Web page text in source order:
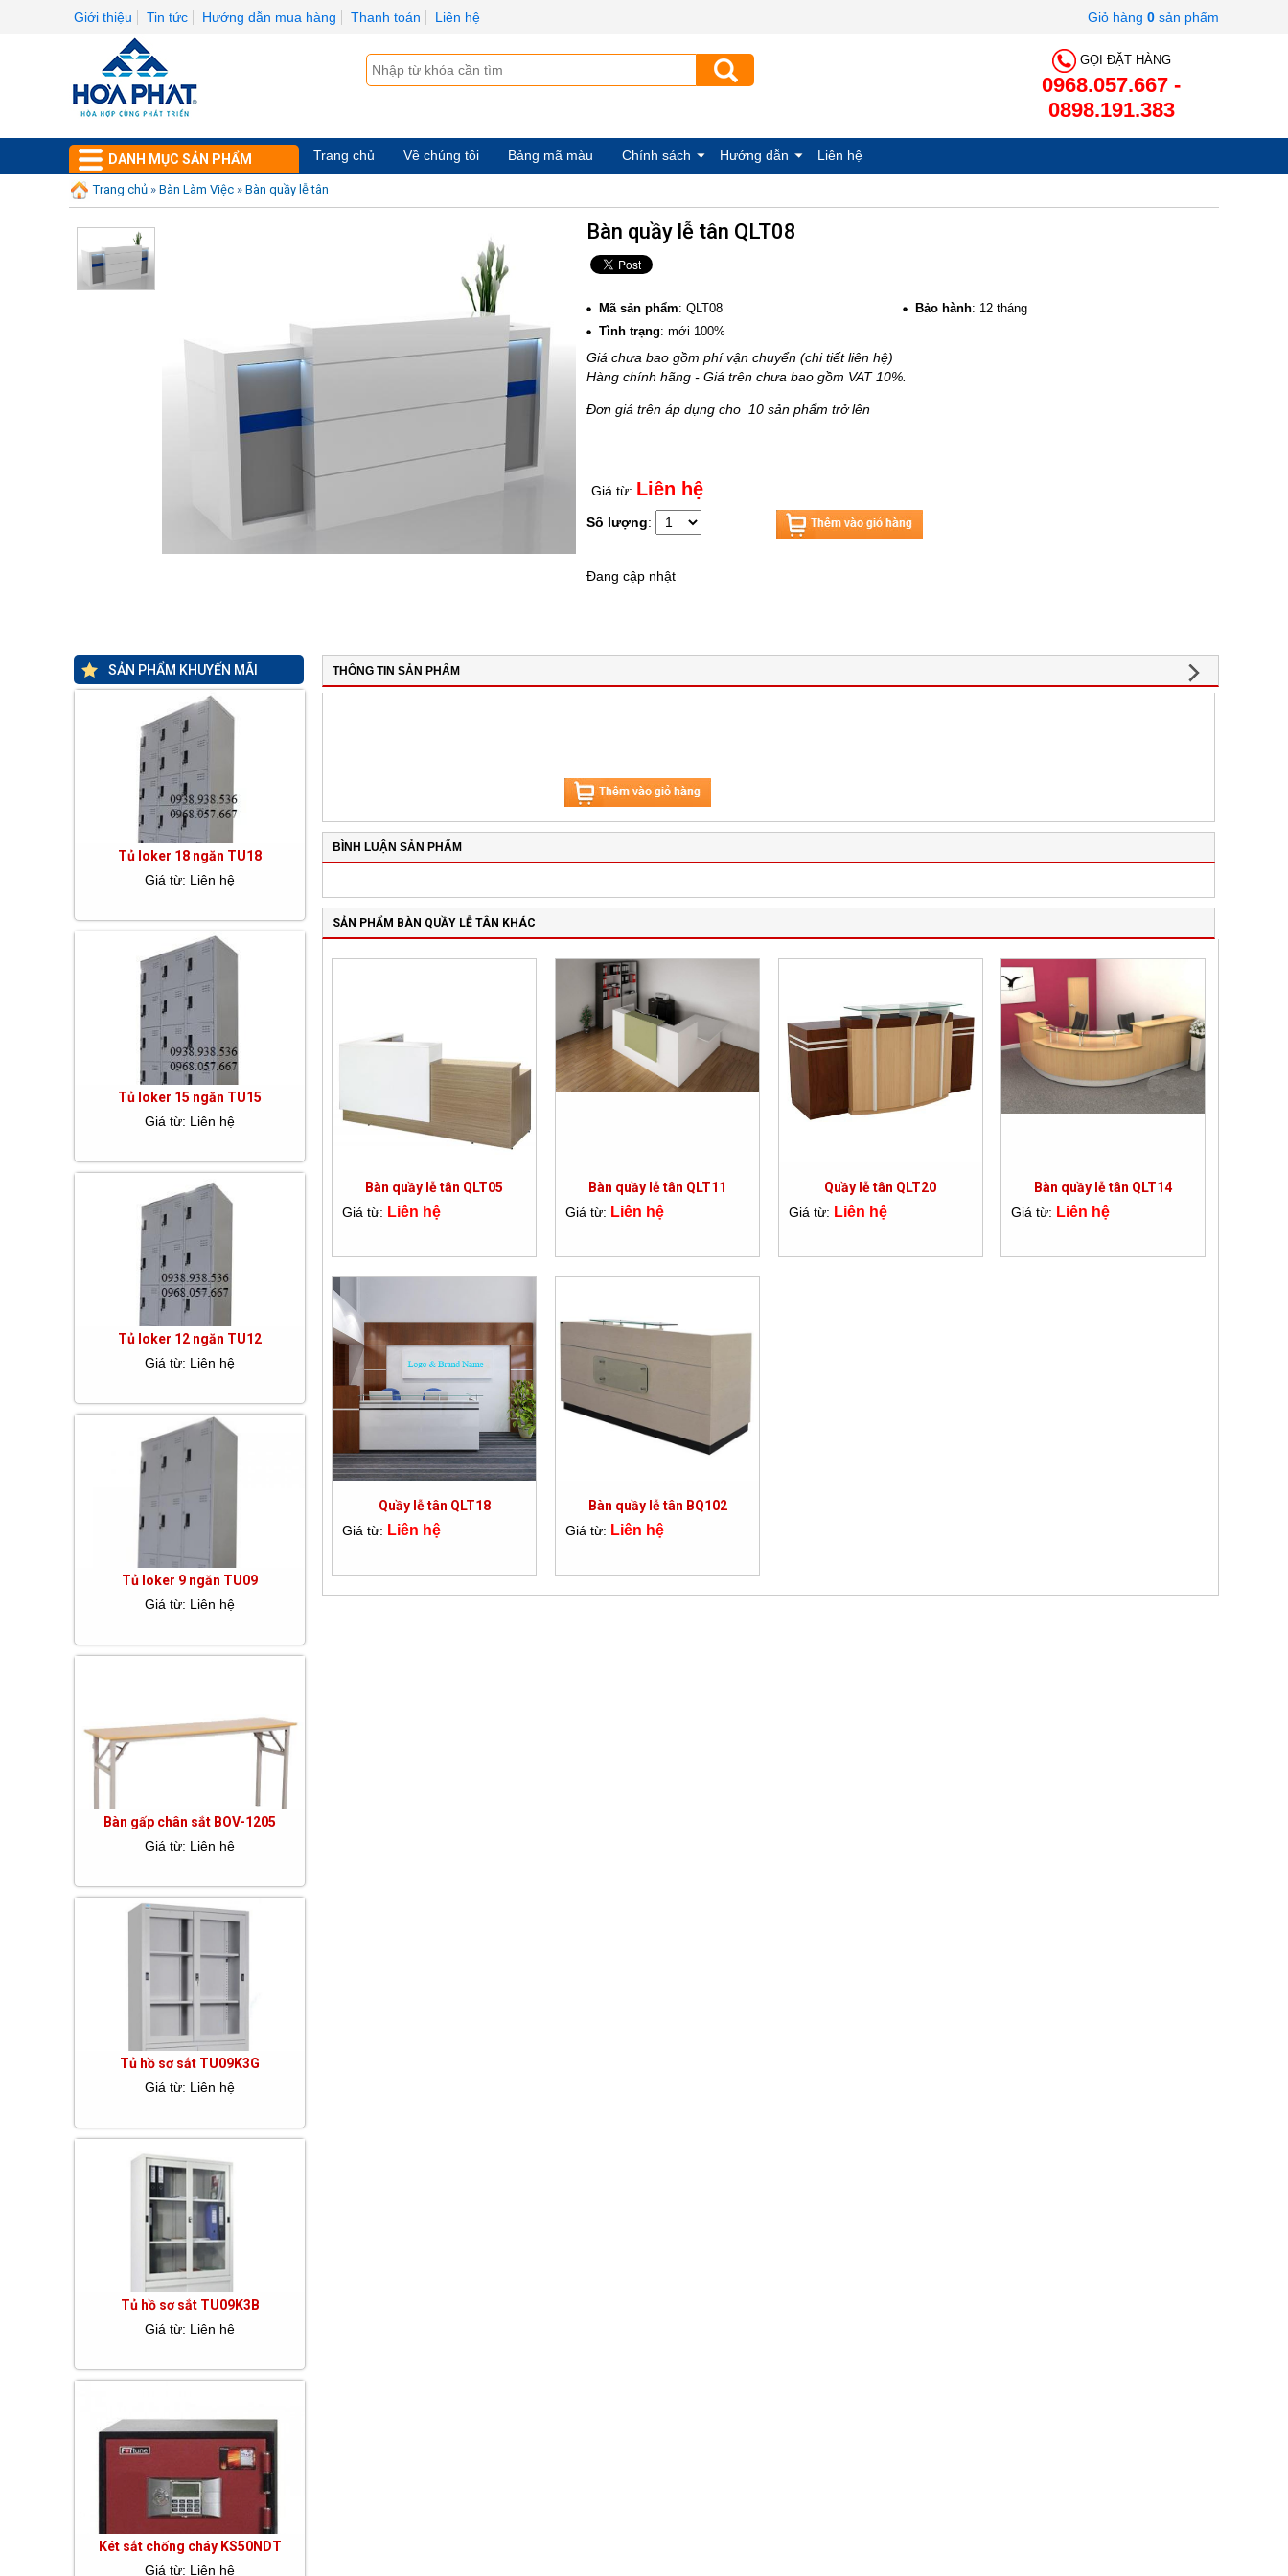
Giỏ hàng 0 sản phẩm
Giới thiệu Tin tức Hướng dẫn mua hàng Thanh toán Liên hệ
GỌI ĐẶT HÀNG
0968.057.667 -
0898.191.383
DANH MỤC SẢN PHẨM Trang chủ Về chúng tôi Bảng mã màu Chính sách Hướng dẫn Liên hệ
Trang chủ » Bàn Làm Việc » Bàn quầy lễ tân
Bàn quầy lễ tân QLT08
Mã sản phẩm: QLT08 Bảo hành: 12 tháng
Tình trạng: mới 100%
Giá chưa bao gồm phí vận chuyển (chi tiết liên hệ)
Hàng chính hãng - Giá trên chưa bao gồm VAT 10%.
Đơn giá trên áp dụng cho 10 sản phẩm trở lên
Giá từ: Liên hệ
Số lượng:
Đang cập nhật
SẢN PHẨM KHUYẾN MÃI
Tủ loker 18 ngăn TU18
Giá từ: Liên hệ
Tủ loker 15 ngăn TU15
Giá từ: Liên hệ
Tủ loker 12 ngăn TU12
Giá từ: Liên hệ
Tủ loker 9 ngăn TU09
Giá từ: Liên hệ
Bàn gấp chân sắt BOV-1205
Giá từ: Liên hệ
Tủ hồ sơ sắt TU09K3G
Giá từ: Liên hệ
Tủ hồ sơ sắt TU09K3B
Giá từ: Liên hệ
Két sắt chống cháy KS50NDT
Giá từ: Liên hệ
THÔNG TIN SẢN PHẨM
BÌNH LUẬN SẢN PHẨM
SẢN PHẨM BÀN QUẦY LỄ TÂN KHÁC
Bàn quầy lễ tân QLT05
Giá từ: Liên hệ
Bàn quầy lễ tân QLT11
Giá từ: Liên hệ
Quầy lễ tân QLT20
Giá từ: Liên hệ
Bàn quầy lễ tân QLT14
Giá từ: Liên hệ
Quầy lễ tân QLT18
Giá từ: Liên hệ
Bàn quầy lễ tân BQ102
Giá từ: Liên hệ